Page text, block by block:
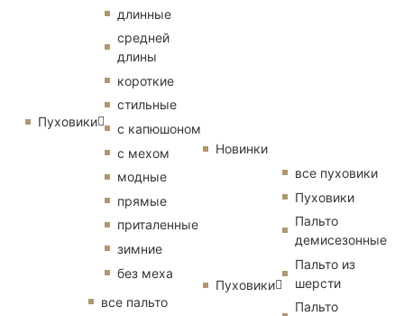
Пуховики
длинные
средней
длины
короткие
стильные
с капюшоном
с мехом
модные
прямые
приталенные
зимние
без меха
все пальто
Новинки
Пуховики
все пуховики
Пуховики
Пальто
демисезонные
Пальто из
шерсти
Пальто